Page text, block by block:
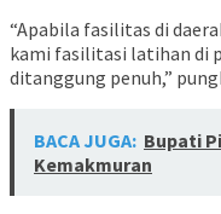
“Apabila fasilitas di
kami fasilitasi latihan di
ditanggung penuh,”
BACA JUGA: Bupati
Kemakmuran